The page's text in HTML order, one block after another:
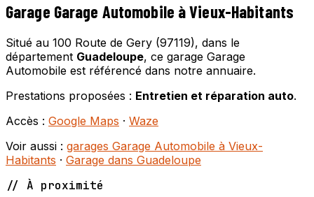
Garage Garage Automobile à Vieux-Habitants
Situé au 100 Route de Gery (97119), dans le
département Guadeloupe, ce garage Garage
Automobile est référencé dans notre annuaire.
Prestations proposées : Entretien et réparation auto.
Accès : Google Maps · Waze
Voir aussi : garages Garage Automobile à Vieux-
Habitants · Garage dans Guadeloupe
// À proximité